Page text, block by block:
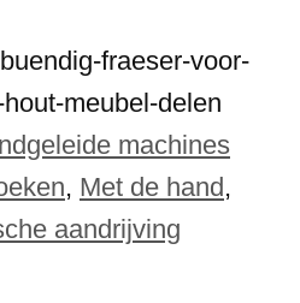
buendig-fraeser-voor-
meubel-delen
machines
, Met de hand ,
aandrijving